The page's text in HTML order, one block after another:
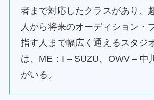
者まで対応したクラスがあり、
人から将来のオーディション・
指す人まで幅広く通えるスタジ
は、ME：I – SUZU、OWV – 中
がいる。